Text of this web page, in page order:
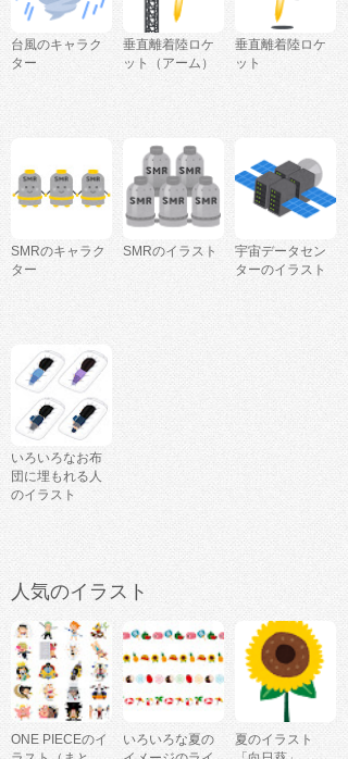
台風のキャラク
ター
垂直離着陸ロケ
ット（アーム）
垂直離着陸ロケ
ット
SMRのキャラク
ター
SMRのイラスト
宇宙データセン
ターのイラスト
いろいろなお布
団に埋もれる人
のイラスト
人気のイラスト
ONE PIECEのイ
いろいろな夏の
夏のイラスト